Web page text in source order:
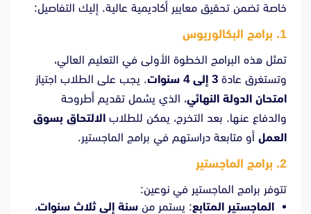
خاصة تضمن تحقيق معايير أكاديمية عالية. إليك التفاصيل:
1. برامج البكالوريوس
تمثل هذه البرامج الخطوة الأولى في التعليم العالي،
وتستغرق عادة 3 إلى 4 سنوات
. يجب على الطلاب اجتياز
امتحان الدولة النهائي، الذي يشمل تقديم أطروحة
والدفاع عنها. بعد التخرج، يمكن للطلاب الالتحاق بسوق
العمل أو متابعة دراستهم في برامج الماجستير.
2. برامج الماجستير
تتوفر برامج الماجستير في نوعين:
الماجستير المتابع: يستمر من سنة إلى ثلاث سنوات،